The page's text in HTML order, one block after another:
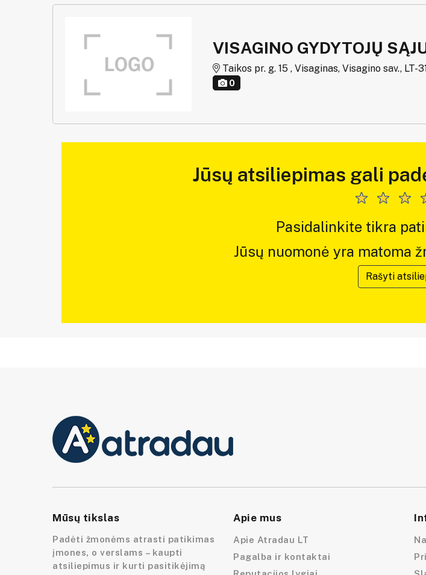
VISAGINO GYDYTOJŲ
Taikos pr. g. 15 , Visaginas, Visagino sav., LT-
0
Jūsų atsiliepimas gali
Pasidalinkite tikra
Jūsų nuomonė yra matoma
Rašyti
Mūsų tikslas
Padėti žmonėms atrasti patikimas
įmones, o verslams – kaupti
atsiliepimus ir kurti pasitikėjimą
Apie mus
Apie Atradau LT
Pagalba ir kontaktai